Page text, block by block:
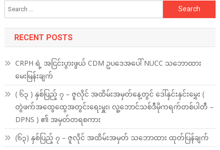
Search
for:
RECENT POSTS
CRPH ရဲ့ အငြင်းပွားဖွယ် CDM ဥပဒေအပေါ် NUCC သဘောထား
မေးမြန်းချက်
( ၆၃ ) နှစ်ပြည့် ၇ – ဇူလိုင် အထိမ်းအမှတ်နေ့တွင် ဒေါ်နှင်းနှင်းမွှေး (
တွဲဖက်အထွေထွေအတွင်းရေးမှူး၊ လူ့ဘောင်သစ်ဒီမိုကရက်တစ်ပါတီ –
DPNS ) ၏ အမှတ်တရစကား
(၆၃) နှစ်ပြည့် ၇ – ဇူလိုင် အထိမ်းအမှတ် သဘောထား ထုတ်ပြန်ချက်